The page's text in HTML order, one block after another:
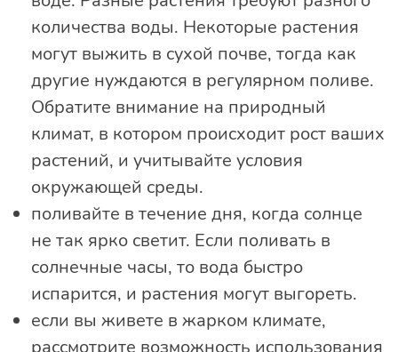
количества воды. Некоторые растения
могут выжить в сухой почве, тогда как
другие нуждаются в регулярном поливе.
Обратите внимание на природный
климат, в котором происходит рост ваших
растений, и учитывайте условия
окружающей среды.
поливайте в течение дня, когда солнце
не так ярко светит. Если поливать в
солнечные часы, то вода быстро
испарится, и растения могут выгореть.
если вы живете в жарком климате,
рассмотрите возможность использования